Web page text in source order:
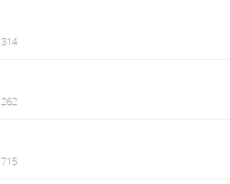
314
262
715